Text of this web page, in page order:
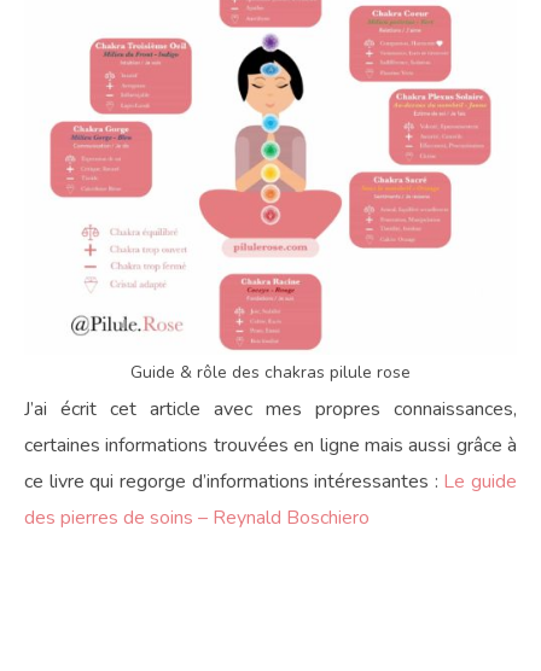
Guide & rôle des chakras pilule rose
J’ai écrit cet article avec mes propres connaissances,
certaines informations trouvées en ligne mais aussi grâce à
ce livre qui regorge d’informations intéressantes : Le guide
des pierres de soins – Reynald Boschiero